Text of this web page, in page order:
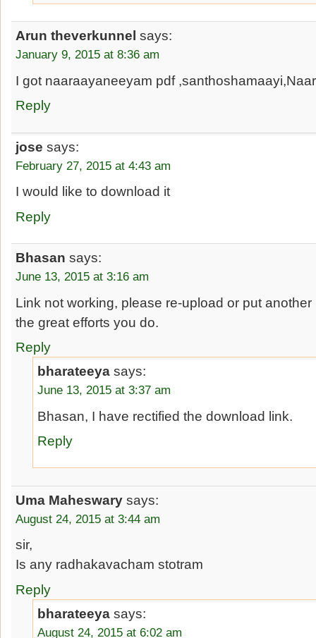
Arun theverkunnel says:
January 9, 2015 at 8:36 am
I got naaraayaneeyam pdf
Reply
jose says:
February 27, 2015 at 4:43 am
I would like to download it
Reply
Bhasan says:
June 13, 2015 at 3:16 am
Link not working, please re-upload or put
the great efforts you do.
Reply
bharateeya says:
June 13, 2015 at 3:37 am
Bhasan, I have rectified the download link.
Reply
Uma Maheswary says:
August 24, 2015 at 3:44 am
sir,
Is any radhakavacham stotram
Reply
bharateeya says:
August 24, 2015 at 6:02 am